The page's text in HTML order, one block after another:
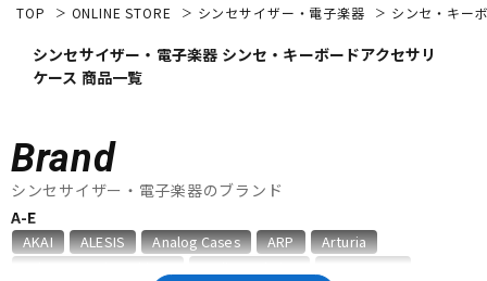
TOP ONLINE STORE シンセサイザー・電子楽器 シンセ・キー
シンセサイザー・電子楽器 シンセ・キーボードアクセサリ
ケース 商品一覧
Brand
シンセサイザー・電子楽器のブランド
A-E
AKAI ALESIS Analog Cases ARP
Arturia